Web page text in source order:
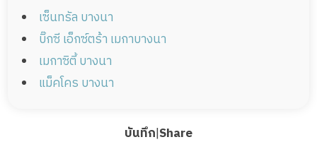
เซ็นทรัล บางนา
บิ๊กซี เอ็กซ์ตร้า เมกาบางนา
เมกาซิตี้ บางนา
แม็คโคร บางนา
บันทึก|Share